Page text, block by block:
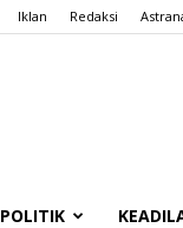
Iklan Redaksi
POLITIK